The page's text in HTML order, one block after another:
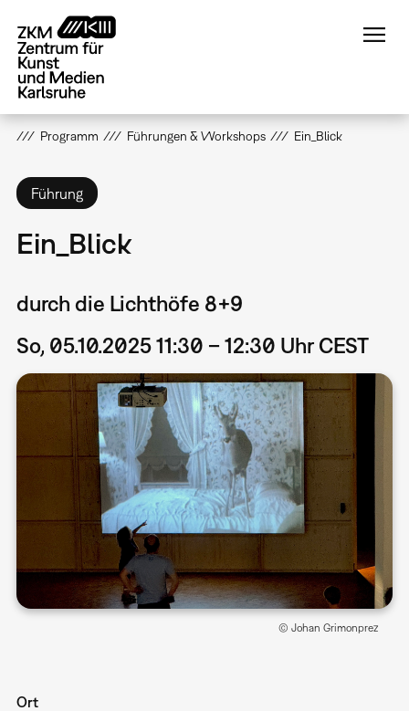
zum
Inhalt
Programm Führungen & Workshops Ein_Blick
Führung
Ein_Blick
durch die Lichthöfe 8+9
So, 05.10.2025 11:30 – 12:30 Uhr CEST
© Johan Grimonprez
Ort